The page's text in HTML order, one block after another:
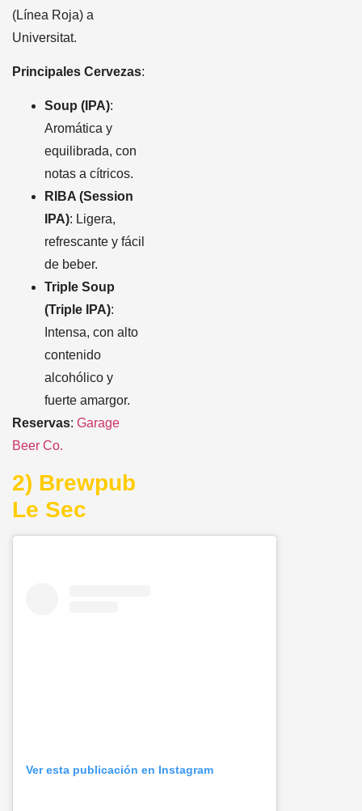
(Línea Roja) a
Universitat.
Principales Cervezas:
Soup (IPA):
Aromática y
equilibrada, con
notas a cítricos.
RIBA (Session
IPA): Ligera,
refrescante y fácil
de beber.
Triple Soup
(Triple IPA):
Intensa, con alto
contenido
alcohólico y
fuerte amargor.
Reservas: Garage
Beer Co.
2) Brewpub
Le Sec
Ver esta publicación en Instagram